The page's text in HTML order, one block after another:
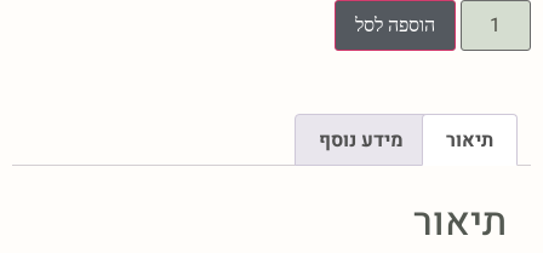
הוספה לסל
תיאור מידע נוסף
תיאור